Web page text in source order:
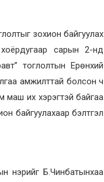
зохион байгуулах
сарын 2-нд
тоглолтын Ерөнхий
амжилттай болсон ч
маш их хэрэгтэй байгаа
байгуулахаар бэлтгэл
нэрийг Б.Чинбатынхаа